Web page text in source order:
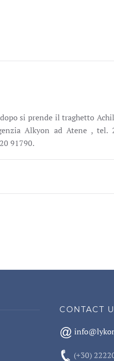
si prende il traghetto
Alkyon ad Atene , tel.
91790.
CONTACT
(+30)